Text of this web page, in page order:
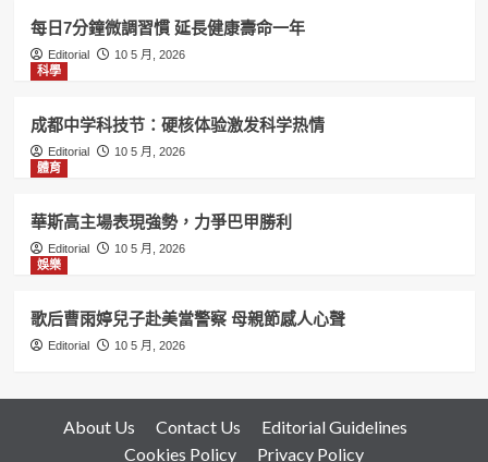
每日7分鐘微調習慣 延長健康壽命一年
Editorial
10 5 月, 2026
科學
成都中学科技节：硬核体验激发科学热情
Editorial
10 5 月, 2026
體育
華斯高主場表現強勢，力爭巴甲勝利
Editorial
10 5 月, 2026
娛樂
歌后曹雨婷兒子赴美當警察 母親節感人心聲
Editorial 10 5 月, 2026
About Us Contact Us
Editorial Guidelines
Cookies Policy
Privacy Policy